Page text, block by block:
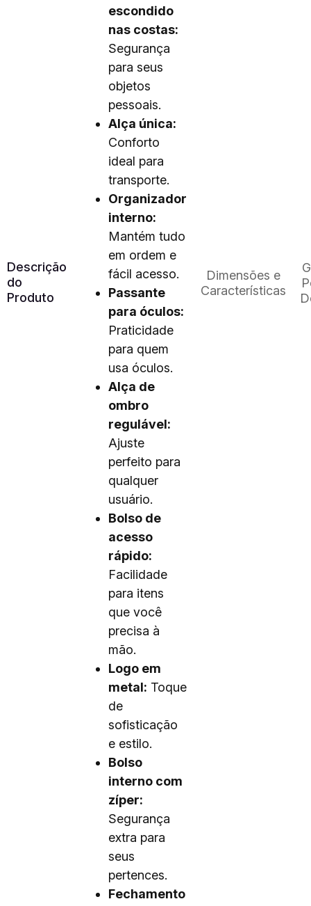
Descrição
do
Produto
escondido
nas costas:
Segurança
para seus
objetos
pessoais.
Alça única:
Conforto
ideal para
transporte.
Organizador
interno:
Mantém tudo
em ordem e
fácil acesso.
Passante
para óculos:
Praticidade
para quem
usa óculos.
Alça de
ombro
regulável:
Ajuste
perfeito para
qualquer
usuário.
Bolso de
acesso
rápido:
Facilidade
para itens
que você
precisa à
mão.
Logo em
metal: Toque
de
sofisticação
e estilo.
Bolso
interno com
zíper:
Segurança
extra para
seus
pertences.
Fechamento
Dimensões e
Características